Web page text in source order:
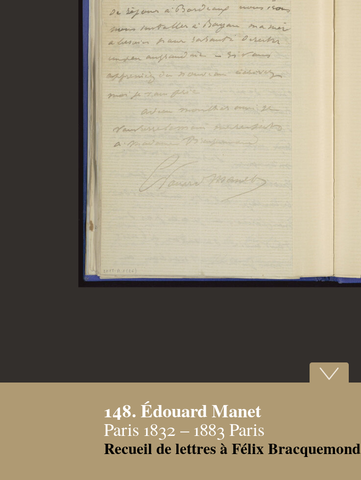
148. Édouard Manet
Paris 1832 – 1883 Paris
Recueil de lettres à Félix Bracquemond